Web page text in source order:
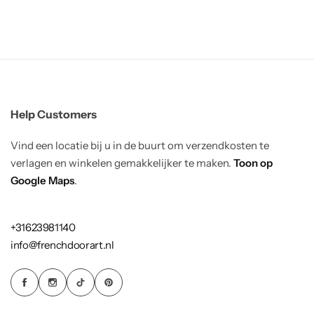
Help Customers
Vind een locatie bij u in de buurt om verzendkosten te
verlagen en winkelen gemakkelijker te maken. Toon op
Google Maps.
+31623981140
info@frenchdoorart.nl